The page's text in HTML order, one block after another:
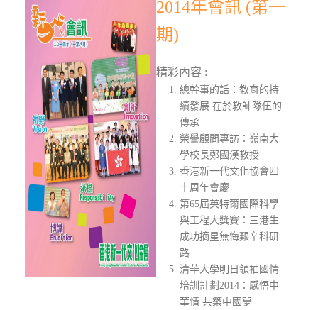
2014年會訊 (第一
期)
精彩內容 :
總幹事的話：教育的持
續發展 在於教師隊伍的
傳承
榮譽顧問專訪：嶺南大
學校長鄭國漢教授
香港新一代文化協會四
十周年會慶
第65屆英特爾國際科學
與工程大獎賽：三港生
成功摘星無悔艱辛科研
路
清華大學明日領袖國情
培訓計劃2014：感悟中
華情 共築中國夢